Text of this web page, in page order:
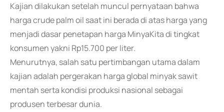
Kajian dilakukan setelah muncul pernyataan bahwa
harga crude palm oil saat ini berada di atas harga yang
menjadi dasar penetapan harga MinyaKita di tingkat
konsumen yakni Rp15.700 per liter.
Menurutnya, salah satu pertimbangan utama dalam
kajian adalah pergerakan harga global minyak sawit
mentah serta kondisi produksi nasional sebagai
produsen terbesar dunia.